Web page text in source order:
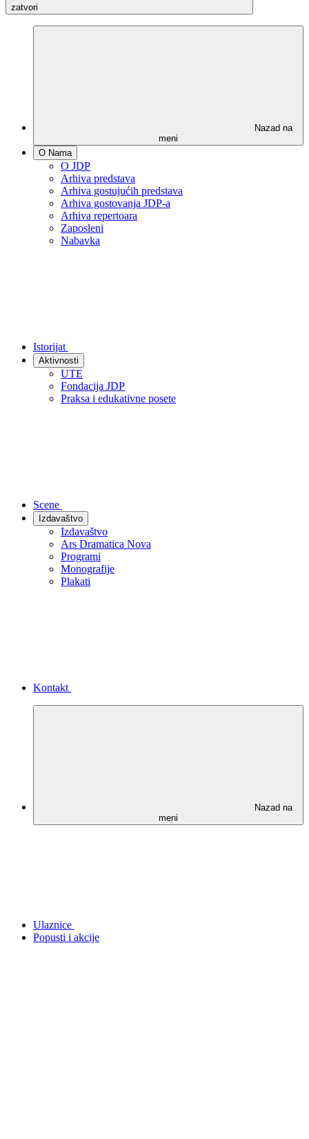
zatvori
Nazad na
meni
O Nama
O JDP
Arhiva predstava
Arhiva gostujućih predstava
Arhiva gostovanja JDP-a
Arhiva repertoara
Zaposleni
Nabavka
Istorijat
Aktivnosti
UTE
Fondacija JDP
Praksa i edukativne posete
Scene
Izdavaštvo
Izdavaštvo
Ars Dramatica Nova
Programi
Monografije
Plakati
Kontakt
Nazad na
meni
Ulaznice
Popusti i akcije